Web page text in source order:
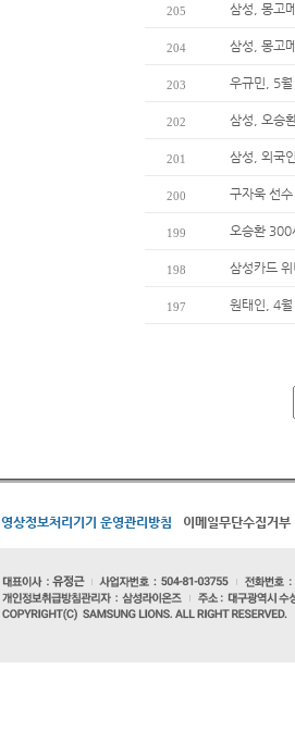
205 삼성, 몽고
204 삼성, 몽고
203 우규민, 5
202 삼성, 오승
201 삼성, 외국
200 구자욱 선
199 오승환 300
198 삼성카드
197 원태인, 4
영상정보처리기기 운영관리방침 이메일무단수집거부